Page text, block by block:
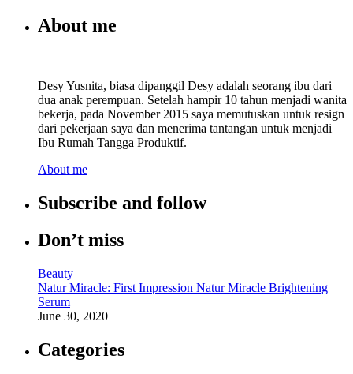
About me
Desy Yusnita, biasa dipanggil Desy adalah seorang ibu dari
dua anak perempuan. Setelah hampir 10 tahun menjadi wanita
bekerja, pada November 2015 saya memutuskan untuk resign
dari pekerjaan saya dan menerima tantangan untuk menjadi
Ibu Rumah Tangga Produktif.
About me
Subscribe and follow
Don’t miss
Beauty
Natur Miracle: First Impression Natur Miracle Brightening
Serum
June 30, 2020
Categories